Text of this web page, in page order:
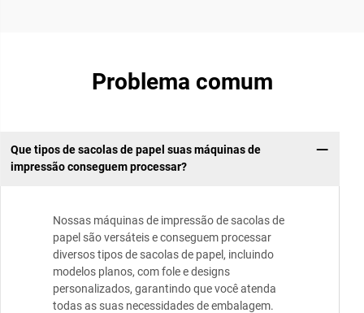
Problema comum
Que tipos de sacolas de papel suas máquinas de
impressão conseguem processar?
Nossas máquinas de impressão de sacolas de
papel são versáteis e conseguem processar
diversos tipos de sacolas de papel, incluindo
modelos planos, com fole e designs
personalizados, garantindo que você atenda
todas as suas necessidades de embalagem.